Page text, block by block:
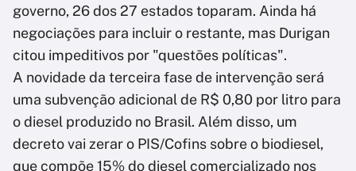
governo, 26 dos 27 estados toparam. Ainda há
negociações para incluir o restante, mas Durigan
citou impeditivos por "questões políticas".
A novidade da terceira fase de intervenção será
uma subvenção adicional de R$ 0,80 por litro para
o diesel produzido no Brasil. Além disso, um
decreto vai zerar o PIS/Cofins sobre o biodiesel,
que compõe 15% do diesel comercializado nos